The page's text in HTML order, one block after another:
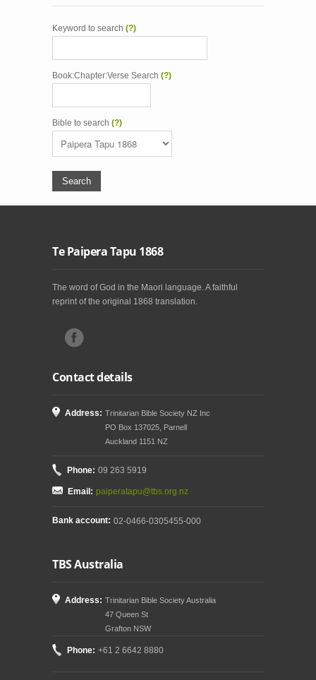
Keyword to search (?)
Book:Chapter:Verse Search (?)
Bible to search (?)
Te Paipera Tapu 1868
The word of God in the Maori language. A faithful
reprint of the original 1868 translation.
Contact details
Address: Trinitarian Bible Society NZ Inc
PO Box 137025, Parnell
Auckland 1151 NZ
Phone: 09 263 5919
Email: paiperatapu@tbs.org.nz
Bank account: 02-0466-0305455-000
TBS Australia
Address: Trinitarian Bible Society Australia
47 Queen St
Grafton NSW
Phone: +61 2 6642 8880